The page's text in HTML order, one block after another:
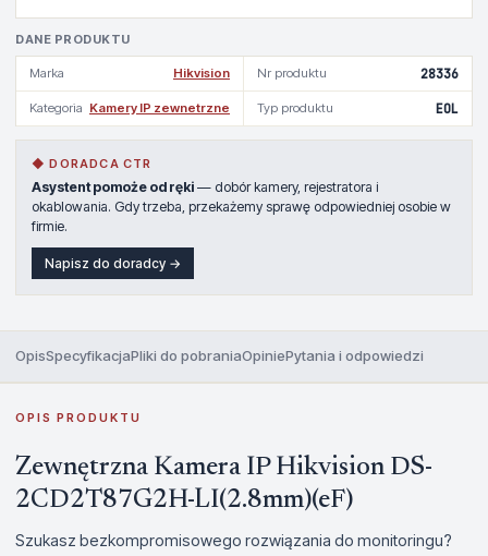
DANE PRODUKTU
Marka Hikvision Nr produktu 28336
Kategoria Kamery IP zewnetrzne Typ produktu EOL
◆ DORADCA CTR
Asystent pomoże od ręki — dobór kamery, rejestratora i
okablowania. Gdy trzeba, przekażemy sprawę odpowiedniej osobie w
firmie.
Napisz do doradcy →
OpisSpecyfikacjaPliki do pobraniaOpiniePytania i odpowiedzi
OPIS PRODUKTU
Zewnętrzna Kamera IP Hikvision DS-
2CD2T87G2H-LI(2.8mm)(eF)
Szukasz bezkompromisowego rozwiązania do monitoringu?